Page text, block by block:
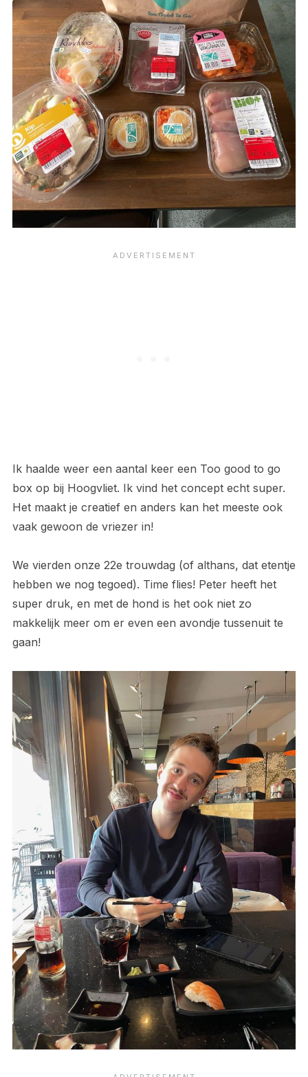
Ik haalde weer een aantal keer een Too good to go
box op bij Hoogvliet. Ik vind het concept echt super.
Het maakt je creatief en anders kan het meeste ook
vaak gewoon de vriezer in!
We vierden onze 22e trouwdag (of althans, dat etentje
hebben we nog tegoed). Time flies! Peter heeft het
super druk, en met de hond is het ook niet zo
makkelijk meer om er even een avondje tussenuit te
gaan!